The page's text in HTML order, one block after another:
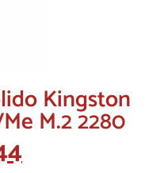
Kingston
M.2 2280